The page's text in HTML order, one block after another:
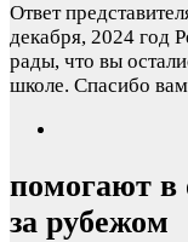
Ответ
декабря, 2024 год
рады, что вы
школе. Спасибо
помогают в
за рубежом